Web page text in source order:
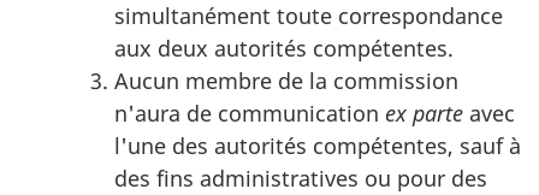
simultanément toute correspondance
aux deux autorités compétentes.
Aucun membre de la commission
n'aura de communication ex parte avec
l'une des autorités compétentes, sauf à
des fins administratives ou pour des